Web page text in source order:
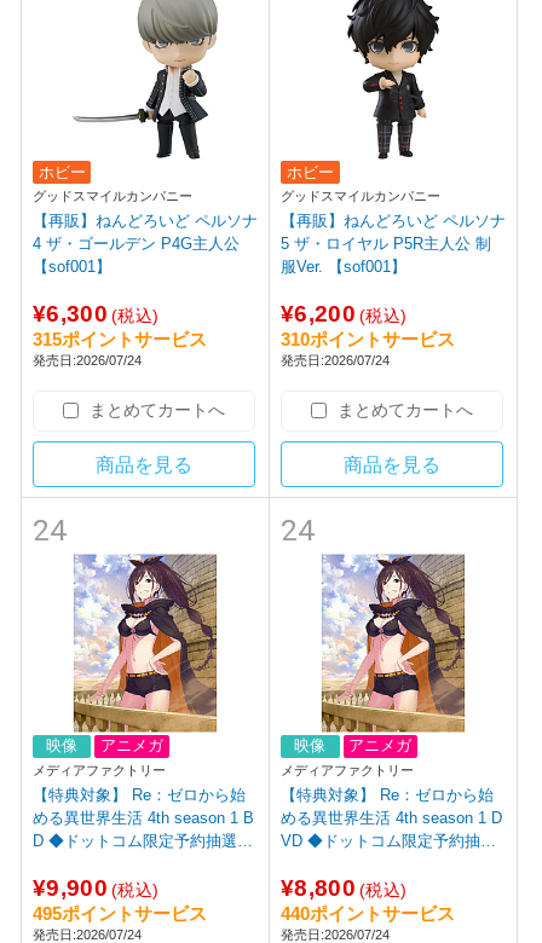
ホビー
グッドスマイルカンパニー
【再販】ねんどろいど ペルソナ
4 ザ・ゴールデン P4G主人公
【sof001】
¥6,300 (税込)
315ポイントサービス
発売日:2026/07/24
まとめてカートへ
商品を見る
ホビー
グッドスマイルカンパニー
【再販】ねんどろいど ペルソナ
5 ザ・ロイヤル P5R主人公 制
服Ver. 【sof001】
¥6,200 (税込)
310ポイントサービス
発売日:2026/07/24
まとめてカートへ
商品を見る
24
映像 アニメガ
メディアファクトリー
【特典対象】 Re：ゼロから始
める異世界生活 4th season 1 B
D ◆ドットコム限定予約抽選特
全巻連続購入特典「アニメ描き
下ろしイラスト使用B2タペスト
リー・2層アクリルスタンド」
¥9,900 (税込)
495ポイントサービス
発売日:2026/07/24
24
映像 アニメガ
メディアファクトリー
【特典対象】 Re：ゼロから始
める異世界生活 4th season 1 D
VD ◆ドットコム限定予約抽選
ガ全巻連続購入特典「B2タペス
トリー・2層アクリルスタン
ド」◆メーカー全巻連続購入特
¥8,800 (税込)
440ポイントサービス
発売日:2026/07/24